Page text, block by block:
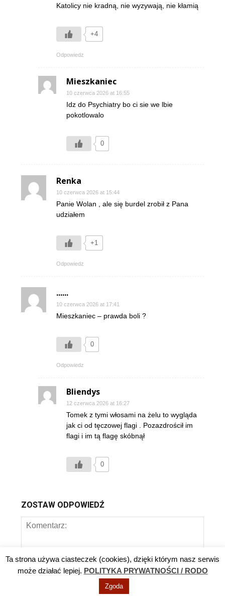
Katolicy nie kradną, nie wyzywają, nie kłamią
+4
Odpowiedz
Mieszkaniec
10 czerwca 2026 at 16:55
Idz do Psychiatry bo ci sie we lbie
pokotlowalo
0
Renka
10 czerwca 2026 at 15:44
Panie Wolan , ale się burdel zrobił z Pana
udziałem
+1
Odpowiedz
......
10 czerwca 2026 at 17:41
Mieszkaniec – prawda boli ?
0
Odpowiedz
Bliendys
12 czerwca 2026 at 16:27
Tomek z tymi włosami na żelu to wygląda
jak ci od tęczowej flagi . Pozazdrościł im
flagi i im tą flagę skóbnął
0
ZOSTAW ODPOWIEDŹ
Ta strona używa ciasteczek (cookies), dzięki którym nasz serwis
może działać lepiej. POLITYKA PRYWATNOŚCI / RODO
Zgoda